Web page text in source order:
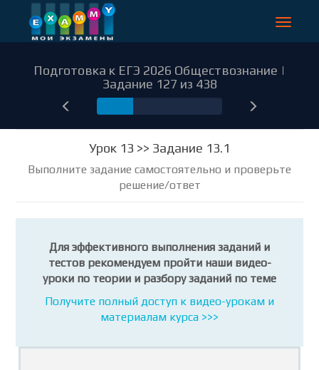
Toggle
Подготовка к ЕГЭ 2026 Обществознание |
Задание 127 из 438
Урок 13 >> Задание 13.1
Выполните задание самостоятельно и проверьте
решение/ответ
Для эффективного выполнения заданий и
тестов рекомендуем пройти наши видео-
уроки по теории и разбору заданий по теме
Получите полный доступ к видео-урокам и
материалам курса >>>